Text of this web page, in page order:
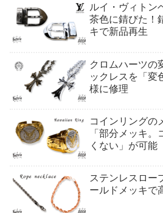
ルイ・ヴィトン
茶色に錆びた！
キで新品再生
クロムハーツの
ックレスを「変
様に修理
コインリングの
「部分メッキ
くない」が可能
ステンレスロー
ールドメッキで